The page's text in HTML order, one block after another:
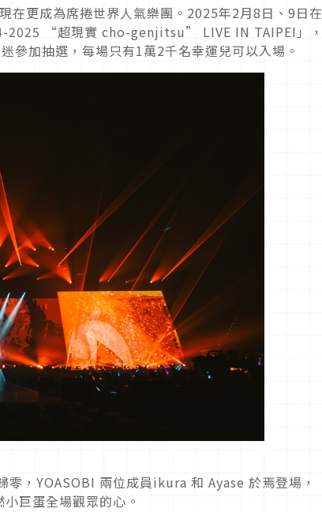
在更成為席捲世界人氣樂團。2025年2月8日、9日在
2025 “超現實 cho-genjitsu” LIVE IN TAIPEI」，
參加抽選，每場只有1萬2千名幸運兒可以入場。
，YOASOBI 兩位成員ikura 和 Ayase 於焉登場，
巨蛋全場觀眾的心。